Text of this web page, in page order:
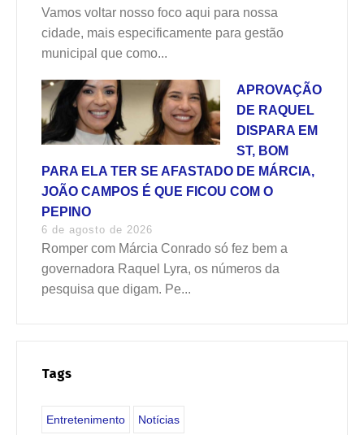
Vamos voltar nosso foco aqui para nossa
cidade, mais especificamente para gestão
municipal que como...
APROVAÇÃO
DE RAQUEL
DISPARA EM
ST, BOM
PARA ELA TER SE AFASTADO DE MÁRCIA,
JOÃO CAMPOS É QUE FICOU COM O
PEPINO
6 de agosto de 2026
Romper com Márcia Conrado só fez bem a
governadora Raquel Lyra, os números da
pesquisa que digam. Pe...
Tags
Entretenimento Notícias